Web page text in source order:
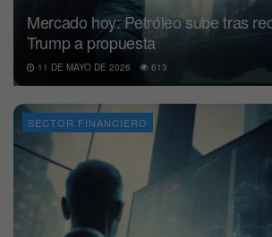
Mercado hoy: Petróleo sube tras
Trump a propuesta
11 DE MAYO DE 2026 613
SECTOR FINANCIERO